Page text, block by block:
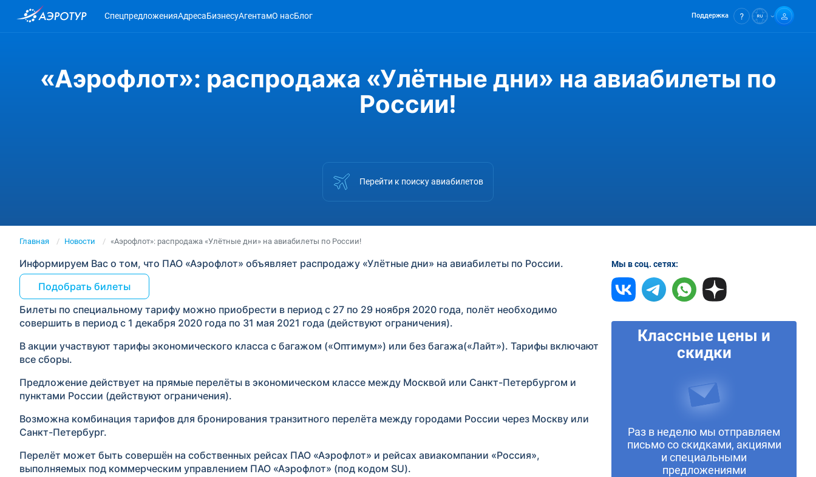
СпецпредложенияАдресаБизнесуАгентамО насБлог Поддержка
«Аэрофлот»: распродажа «Улётные дни» на авиабилеты по
России!
Перейти к поиску авиабилетов
Главная Новости «Аэрофлот»: распродажа «Улётные дни» на авиабилеты по России!
Информируем Вас о том, что ПАО «Аэрофлот» объявляет распродажу «Улётные дни» на авиабилеты по России.
Подобрать билеты
Билеты по специальному тарифу можно приобрести в период с 27 по 29 ноября 2020 года, полёт необходимо
совершить в период с 1 декабря 2020 года по 31 мая 2021 года (действуют ограничения).
В акции участвуют тарифы экономического класса с багажом («Оптимум») или без багажа(«Лайт»). Тарифы включают
все сборы.
Предложение действует на прямые перелёты в экономическом классе между Москвой или Санкт-Петербургом и
пунктами России (действуют ограничения).
Возможна комбинация тарифов для бронирования транзитного перелёта между городами России через Москву или
Санкт-Петербург.
Перелёт может быть совершён на собственных рейсах ПАО «Аэрофлот» и рейсах авиакомпании «Россия»,
выполняемых под коммерческим управлением ПАО «Аэрофлот» (под кодом SU).
Мы в соц. сетях:
Классные цены и
скидки
Раз в неделю мы отправляем
письмо со скидками, акциями
и специальными
предложениями